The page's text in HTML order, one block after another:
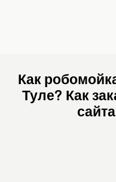
Как
Туле? Как